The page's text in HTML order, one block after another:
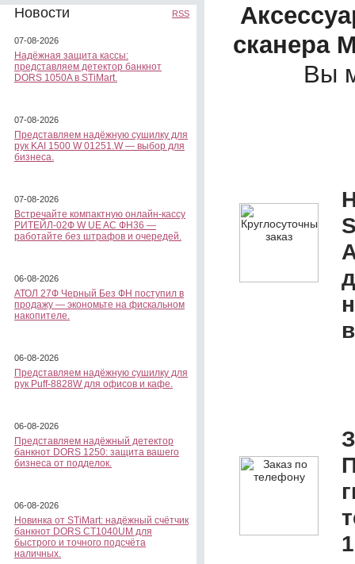
Новости RSS
07-08-2026
Надёжная защита кассы:
представляем детектор банкнот
DORS 1050A в STiMart.
07-08-2026
Представляем надёжную сушилку для
рук KAI 1500 W 01251.W — выбор для
бизнеса.
07-08-2026
Встречайте компактную онлайн-кассу
РИТЕЙЛ-02Ф W UE AC ФН36 —
работайте без штрафов и очередей.
06-08-2026
АТОЛ 27Ф Черный Без ФН поступил в
продажу — экономьте на фискальном
накопителе.
06-08-2026
Представляем надёжную сушилку для
рук Puff-8828W для офисов и кафе.
06-08-2026
Представляем надёжный детектор
банкнот DORS 1250: защита вашего
бизнеса от подделок.
06-08-2026
Новинка от STiMart: надёжный счётчик
банкнот DORS CT1040UM для
быстрого и точного подсчёта
наличных.
сканера
Вы